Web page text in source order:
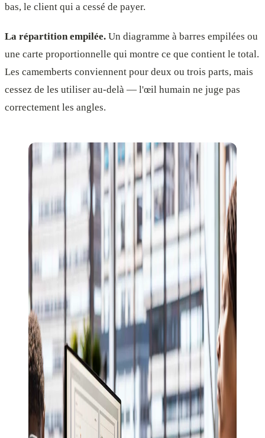
bas, le client qui a cessé de payer.
La répartition empilée. Un diagramme à barres empilées ou
une carte proportionnelle qui montre ce que contient le total.
Les camemberts conviennent pour deux ou trois parts, mais
cessez de les utiliser au-delà — l'œil humain ne juge pas
correctement les angles.